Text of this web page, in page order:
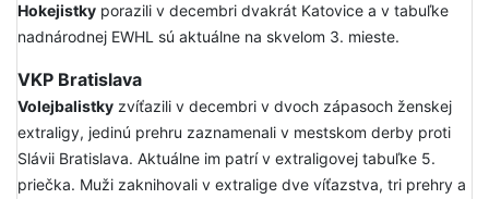
Hokejistky porazili v decembri dvakrát Katovice a v tabuľke
nadnárodnej EWHL sú aktuálne na skvelom 3. mieste.
VKP Bratislava
Volejbalistky zvíťazili v decembri v dvoch zápasoch ženskej
extraligy, jedinú prehru zaznamenali v mestskom derby proti
Slávii Bratislava. Aktuálne im patrí v extraligovej tabuľke 5.
priečka. Muži zaknihovali v extralige dve víťazstva, tri prehry a